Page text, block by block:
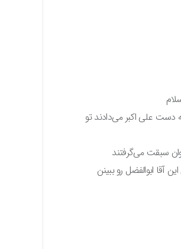
دست علی اکبر می‌دادند تو
سبقت می‌گرفتند
آقا ابوالفضل رو ببینن